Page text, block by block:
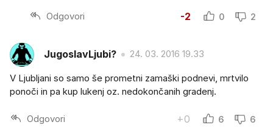
Odgovori -2 0 2
JugoslavLjubi? 24. 03. 2016 19.33
V Ljubljani so samo še prometni zamaški podnevi, mrtvilo
ponoči in pa kup lukenj oz. nedokončanih gradenj.
Odgovori +0 6 6